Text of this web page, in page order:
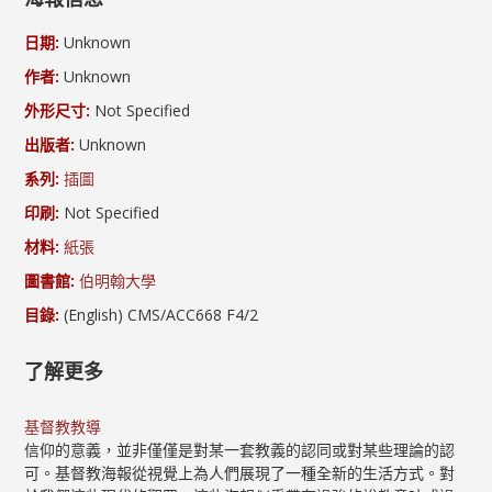
日期: Unknown
作者: Unknown
外形尺寸: Not Specified
出版者: Unknown
系列: 插圖
印刷: Not Specified
材料: 紙張
圖書館: 伯明翰大學
目錄: (English) CMS/ACC668 F4/2
了解更多
基督教教導
信仰的意義，並非僅僅是對某一套教義的認同或對某些理論的認
可。基督教海報從視覺上為人們展現了一種全新的生活方式。對